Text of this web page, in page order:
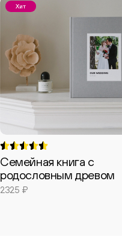
Хит
Семейная книга с
родословным древом
2325 ₽